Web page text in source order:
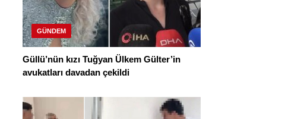
GÜNDEM
Güllü’nün kızı Tuğyan Ülkem Gülter’in
avukatları davadan çekildi